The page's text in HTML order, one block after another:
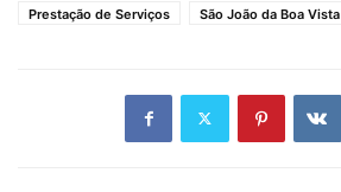
Prestação de Serviços
São João da Boa Vista